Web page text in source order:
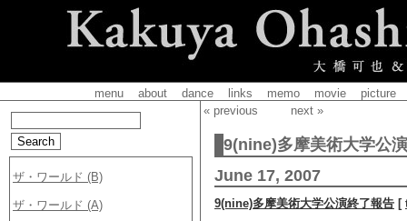
menu about dance links memo movie
picture
« previous
next »
9(nine)多摩美術大学公
June 17, 2007
9(nine)多摩美術大学公演終了報告 [